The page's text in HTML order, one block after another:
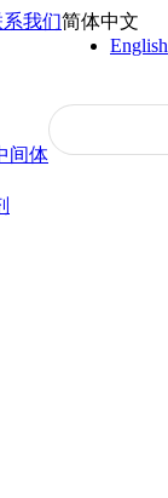
我们简体中文
English
间体